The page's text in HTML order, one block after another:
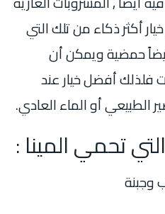
أكثر ذكاء من تلك التي
حمضية ويمكن أن
فلذلك أفضل خيار عند
أو الماء العادي.